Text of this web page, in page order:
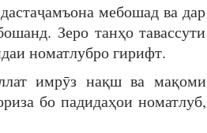
мебошад ва дар
Зеро танҳо тавассути
номатлубро гирифт.
имрӯз нақш ва мақоми
бо падидаҳои номатлуб,